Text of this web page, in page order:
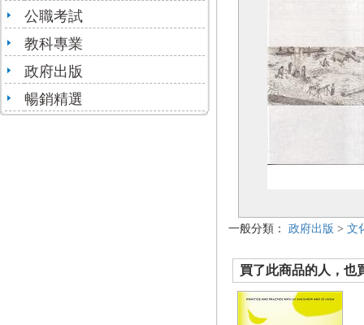
公職考試
教科專業
政府出版
暢銷精選
一般分類： 政府出版 > 文
買了此商品的人，也